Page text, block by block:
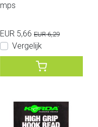
mps
EUR 5,66 EUR 6,29
Vergelijk